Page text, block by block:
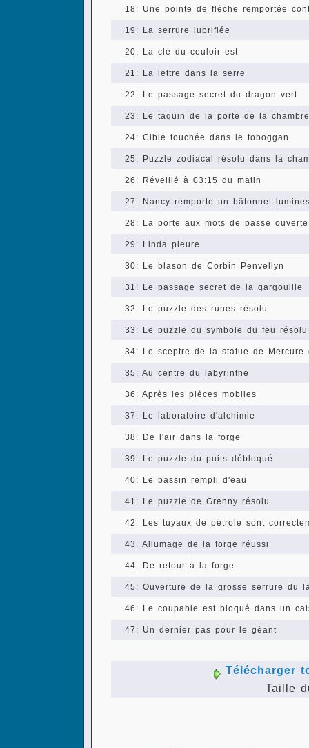
18: Une pointe de flèche remportée
19: La serrure lubrifiée
20: La clé du couloir est
21: La lettre dans la serre
22: Le passage secret du dragon vert
23: Le taquin de la porte de la
24: Cible touchée dans le toboggan
25: Puzzle zodiacal résolu dans la
26: Réveillé à 03:15 du matin
27: Nancy remporte un bâtonnet
28: La porte aux mots de passe ouverte
29: Linda pleure
30: Le blason de Corbin Penvellyn
31: Le passage secret de la gargouille
32: Le puzzle des runes résolu
33: Le puzzle du symbole du feu résolu
34: Le sceptre de la statue de
35: Au centre du labyrinthe
36: Après les pièces mobiles
37: Le laboratoire d'alchimie
38: De l'air dans la forge
39: Le puzzle du puits débloqué
40: Le bassin rempli d'eau
41: Le puzzle de Grenny résolu
42: Les tuyaux de pétrole sont
43: Allumage de la forge réussi
44: De retour à la forge
45: Ouverture de la grosse serrure du
46: Le coupable est bloqué dans un
47: Un dernier pas pour le géant
Télécharger
Taille